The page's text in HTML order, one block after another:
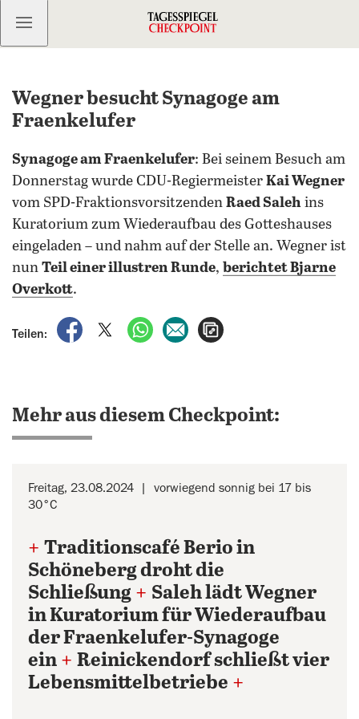
Kostenlos anmelden
Wegner besucht Synagoge am
Fraenkelufer
Synagoge am Fraenkelufer: Bei seinem Besuch am
Donnerstag wurde CDU-Regiermeister Kai Wegner
vom SPD-Fraktionsvorsitzenden Raed Saleh ins
Kuratorium zum Wiederaufbau des Gotteshauses
eingeladen – und nahm auf der Stelle an. Wegner ist
nun Teil einer illustren Runde, berichtet Bjarne
Overkott.
Teilen:
auf Facebook teilen
auf X teilenper WhatsApp teilen
per E-Mail teilen
Mehr aus diesem Checkpoint:
Freitag, 23.08.2024
vorwiegend sonnig bei 17 bis
30°C
+ Traditionscafé Berio in
Schöneberg droht die
Schließung + Saleh lädt Wegner
in Kuratorium für Wiederaufbau
der Fraenkelufer-Synagoge
ein + Reinickendorf schließt vier
Lebensmittelbetriebe +